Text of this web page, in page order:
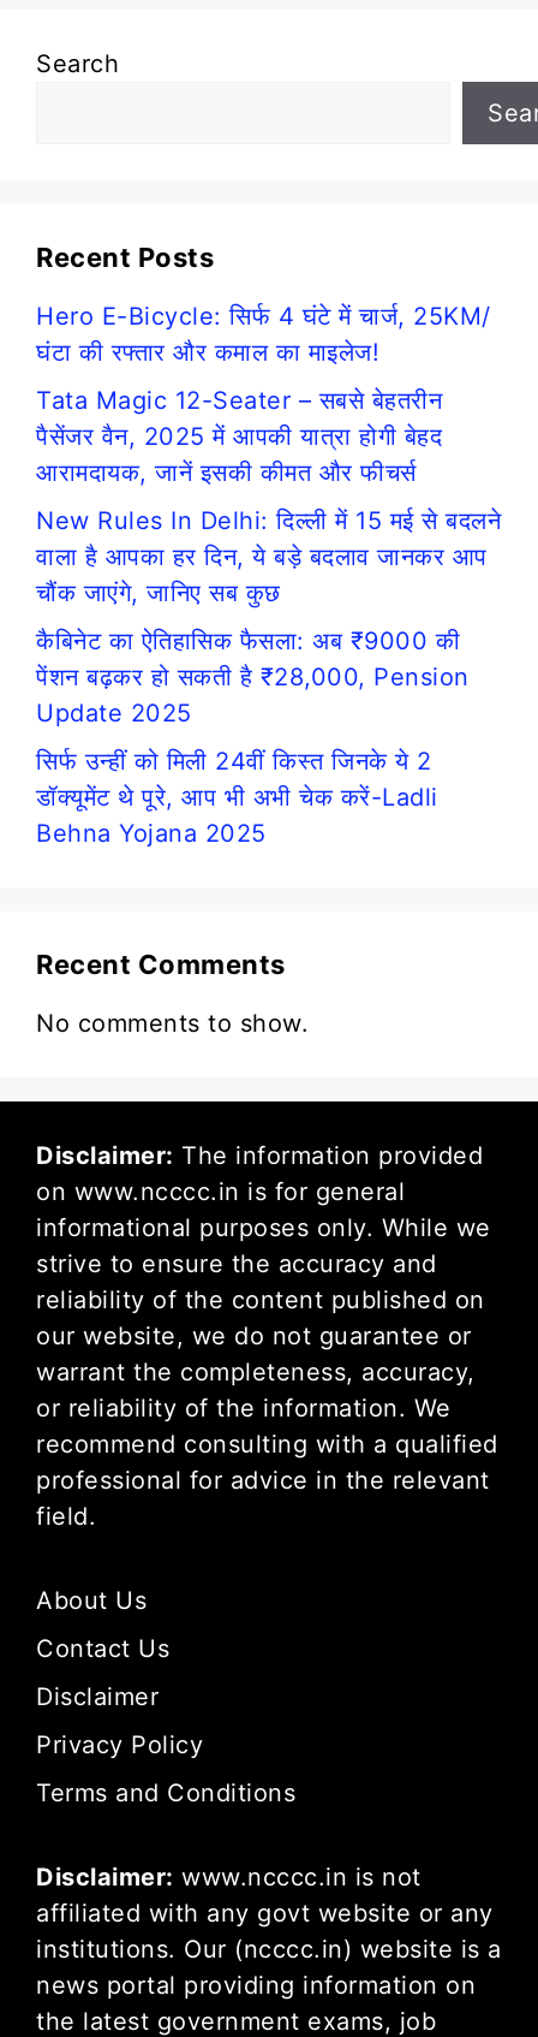
Search
Recent Posts
Hero E-Bicycle: सिर्फ 4 घंटे में चार्ज, 25KM/
घंटा की रफ्तार और कमाल का माइलेज!
Tata Magic 12-Seater – सबसे बेहतरीन
पैसेंजर वैन, 2025 में आपकी यात्रा होगी बेहद
आरामदायक, जानें इसकी कीमत और फीचर्स
New Rules In Delhi: दिल्ली में 15 मई से बदलने
वाला है आपका हर दिन, ये बड़े बदलाव जानकर आप
चौंक जाएंगे, जानिए सब कुछ
कैबिनेट का ऐतिहासिक फैसला: अब ₹9000 की
पेंशन बढ़कर हो सकती है ₹28,000, Pension
Update 2025
सिर्फ उन्हीं को मिली 24वीं किस्त जिनके ये 2
डॉक्यूमेंट थे पूरे, आप भी अभी चेक करें-Ladli
Behna Yojana 2025
Recent Comments
No comments to show.
Disclaimer: The information provided
on www.ncccc.in is for general
informational purposes only. While we
strive to ensure the accuracy and
reliability of the content published on
our website, we do not guarantee or
warrant the completeness, accuracy,
or reliability of the information. We
recommend consulting with a qualified
professional for advice in the relevant
field.
About Us
Contact Us
Disclaimer
Privacy Policy
Terms and Conditions
Disclaimer: www.ncccc.in is not
affiliated with any govt website or any
institutions. Our (ncccc.in) website is a
news portal providing information on
the latest government exams, job